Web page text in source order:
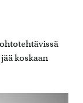
koskaan